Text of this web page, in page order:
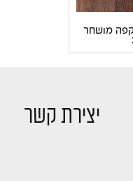
יצירת קשר